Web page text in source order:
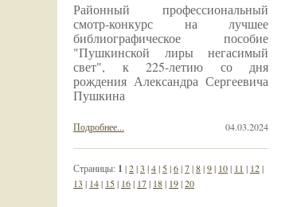
Районный профессиональный
смотр-конкурс на лучшее
библиографическое пособие
"Пушкинской лиры негасимый
свет", к 225-летию со дня
рождения Александра Сергеевича
Пушкина
04.03.2024
Подробнее...
Страницы: 1 |2|3 |4| 5|6|7|8|9| 10| 11 | 12|
13 | 14| 15| 16| 17| 18| 19|20